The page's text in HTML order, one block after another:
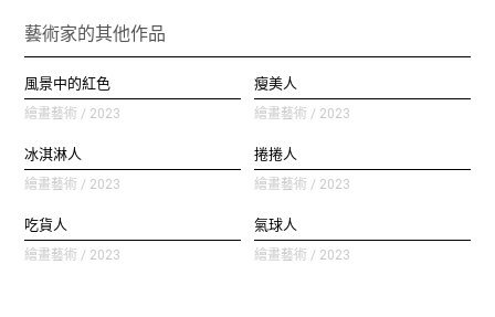
藝術家的其他作品
風景中的紅色
繪畫藝術 / 2023
瘦美人
繪畫藝術 / 2023
冰淇淋人
繪畫藝術 / 2023
捲捲人
繪畫藝術 / 2023
吃貨人
繪畫藝術 / 2023
氣球人
繪畫藝術 / 2023